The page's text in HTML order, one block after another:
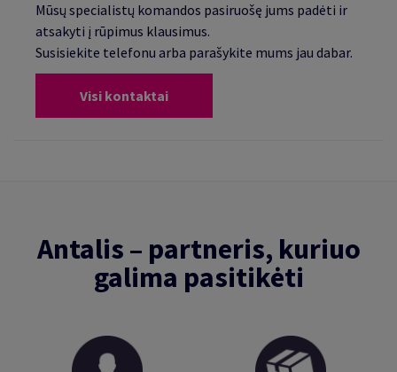
Mūsų specialistų komandos pasiruošę jums padėti ir
atsakyti į rūpimus klausimus.
Susisiekite telefonu arba parašykite mums jau dabar.
Visi kontaktai
Antalis – partneris, kuriuo
galima pasitikėti